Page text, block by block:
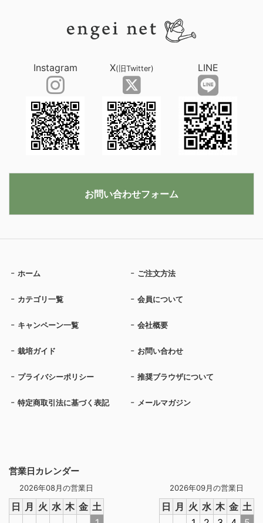
営業日カレンダー
2026年08月の営業日
日 月 火 水 木 金 土
2026年09月の営業日
日 月 火 水 木 金 土
ホーム ご注文方法
カテゴリ一覧 会員について
キャンペーン一覧 会社概要
栽培ガイド お問い合わせ
プライバシーポリシー 推奨ブラウザについて
特定商取引法に基づく表記 メールマガジン
Instagram X(旧Twitter) LINE
お問い合わせフォーム